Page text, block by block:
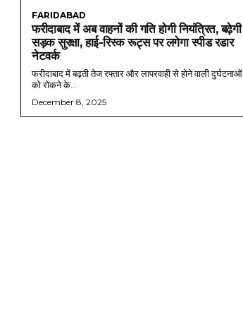
FARIDABAD
फरीदाबाद में अब वाहनों की गति होगी नियंत्रित, बढ़ेगी
सड़क सुरक्षा, हाई-रिस्क रूट्स पर लगेगा स्पीड रडार
नेटवर्क
फरीदाबाद में बढ़ती तेज रफ्तार और लापरवाही से होने वाली दुर्घटनाओं
को रोकने के...
December 8, 2025